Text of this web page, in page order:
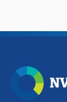
er op dat